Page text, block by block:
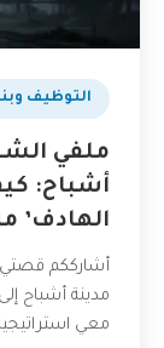
التوظيف
أشباح:
الهادف’
مدينة أشباح
معي